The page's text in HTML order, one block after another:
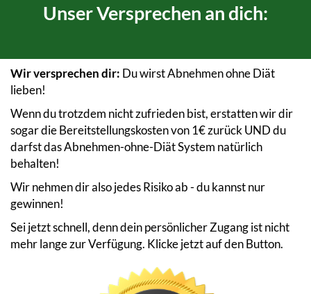
Unser Versprechen an dich:
Wir versprechen dir: Du wirst Abnehmen ohne Diät
lieben!
Wenn du trotzdem nicht zufrieden bist, erstatten wir dir
sogar die Bereitstellungskosten von 1€ zurück UND du
darfst das Abnehmen-ohne-Diät System natürlich
behalten!
Wir nehmen dir also jedes Risiko ab - du kannst nur
gewinnen!
Sei jetzt schnell, denn dein persönlicher Zugang ist nicht
mehr lange zur Verfügung. Klicke jetzt auf den Button.